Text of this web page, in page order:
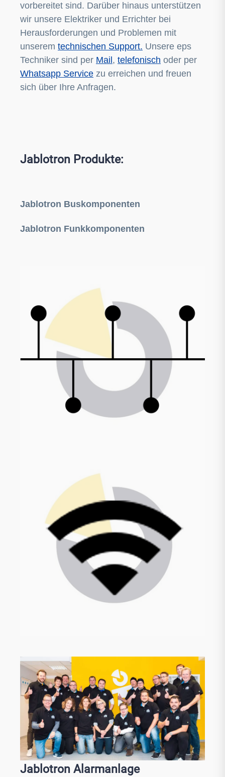
vorbereitet sind. Darüber hinaus unterstützen
wir unsere Elektriker und Errichter bei
Herausforderungen und Problemen mit
unserem technischen Support. Unsere eps
Techniker sind per Mail , telefonisch oder per
Whatsapp Service zu erreichen und freuen
sich über Ihre Anfragen.
Jablotron Produkte:
Jablotron Buskomponenten
Jablotron Funkkomponenten
Jablotron Alarmanlage